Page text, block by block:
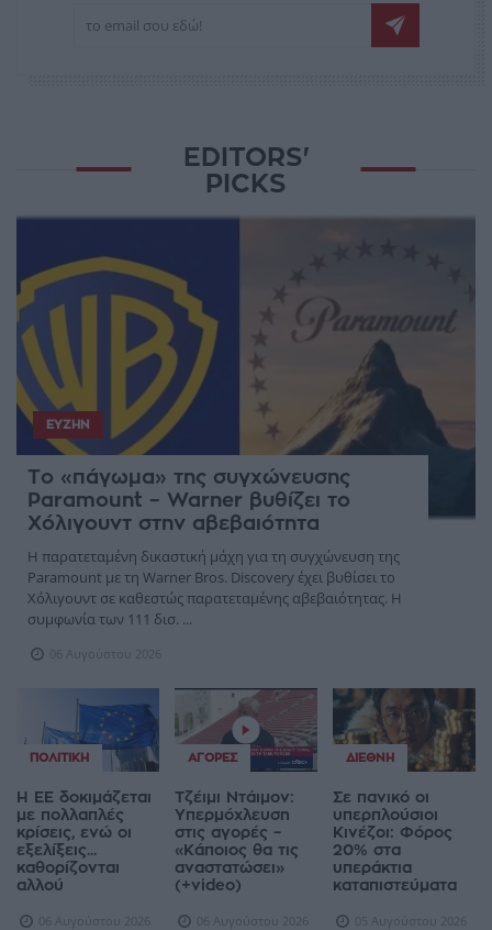
EDITORS'
PICKS
ΕΥΖΗΝ
Το «πάγωμα» της συγχώνευσης
Paramount – Warner βυθίζει το
Χόλιγουντ στην αβεβαιότητα
Η παρατεταμένη δικαστική μάχη για τη συγχώνευση της
Paramount με τη Warner Bros. Discovery έχει βυθίσει το
Χόλιγουντ σε καθεστώς παρατεταμένης αβεβαιότητας. Η
συμφωνία των 111 δισ. ...
06 Αυγούστου 2026
ΠΟΛΙΤΙΚΉ
Η ΕΕ δοκιμάζεται
με πολλαπλές
κρίσεις, ενώ οι
εξελίξεις...
καθορίζονται
αλλού
06 Αυγούστου 2026
ΑΓΟΡΈΣ
Τζέιμι Ντάιμον:
Υπερμόχλευση
στις αγορές –
«Κάποιος θα τις
αναστατώσει»
(+video)
06 Αυγούστου 2026
ΔΙΕΘΝΉ
Σε πανικό οι
υπερπλούσιοι
Κινέζοι: Φόρος
20% στα
υπεράκτια
καταπιστεύματα
05 Αυγούστου 2026